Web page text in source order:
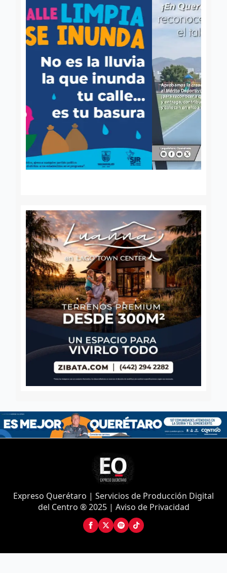
Expreso Querétaro | Servicios de Producción Digital
del Centro ® 2025 | Aviso de Privacidad